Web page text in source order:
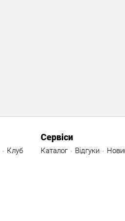
Клуб
Сервіси
Каталог Відгуки